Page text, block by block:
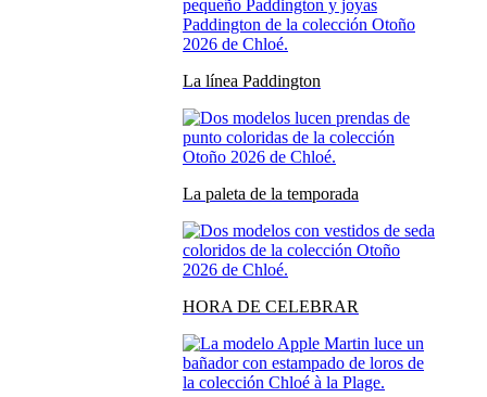
La línea Paddington
La paleta de la temporada
HORA DE CELEBRAR